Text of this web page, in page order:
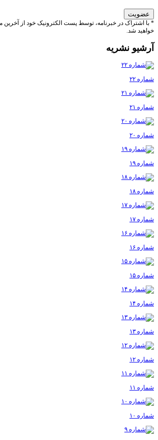
* با اشتراک در خبرنامه، توسط پست الکترونیک خود از
خواهید شد.
آرشیو نشریه
شماره ۲۲
شماره ۲۱
شماره ۲۰
شماره ۱۹
شماره ۱۸
شماره ۱۷
شماره ۱۶
شماره ۱۵
شماره ۱۴
شماره ۱۳
شماره ۱۲
شماره ۱۱
شماره ۱۰